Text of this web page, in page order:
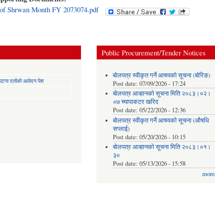
Shrwan Month FY 2073074.pdf
दर्ताको आवेदन पेश
Public Procurement/Tender Notices
बोलपत्र स्वीकृत गर्ने आषयको सूचना (बोरिङ)
Post date: 07/09/2026 - 17:24
बोलपत्र आव्हानको सूचना मिति २०८३।०२।
०७ च्यापाकटर खरिद
Post date: 05/22/2026 - 12:36
बोलपत्र स्वीकृत गर्ने आषयको सूचना (औषधि
सप्लाई)
Post date: 05/20/2026 - 10:15
बोलपत्र आव्हानको सूचना मिति २०८३।०१।
३०
Post date: 05/13/2026 - 15:58
more